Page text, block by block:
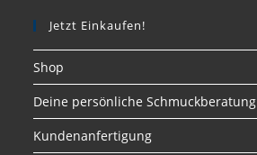
Jetzt Einkaufen!
Shop
Deine persönliche Schmuckberatung
Kundenanfertigung